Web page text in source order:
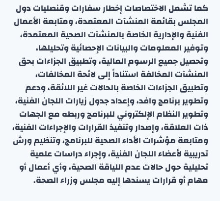
كما تشمل الاختصاصات إخطار سفارات وقنصليات دول
المجلس بقائمة المنشآت المعتمدة، ومتابعة الأعمال
الفنية والإدارية الخاصة بالمنشآت الصحية المعتمدة،
وتوفير المعلومات والبيانات الإحصائية وتحليلها،
وتحصيل جميع الرسوم المالية، وتطبيق الجزاءات بحق
المنشآت المخالفة استناداً إلى لائحة المخالفات،
وتطبيق الجزاءات الخاصة بالحالات غير اللائقة، ودعم
وتطوير برنامج وافد، وإعداد جدول زيارات اللجان الفنية،
وتطوير النظام الإلكتروني للبرنامج وربطه مع الجهات
ذات العلاقة، وإصدار وتنفيذ القرارات والإجراءات الفنية،
ومتابعة مؤشرات الأداء الصحية للبرنامج، وتنظيم ورش
تدريبية لأعضاء اللجان الفنية، وإجراء دراسات علمية
تحليلية حول حالات عدم اللياقة الصحية، وأي أعمال أو
مهام أو قرارات يسندها إليه مجلس وزراء الصحة.